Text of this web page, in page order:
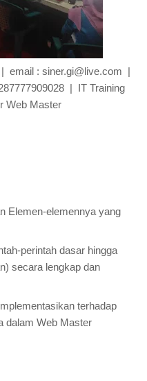
email : siner.gi@live.com |
| IT Training
Web Master
Elemen-elemennya yang
perintah dasar hingga
secara lengkap dan
terhadap
dalam Web Master